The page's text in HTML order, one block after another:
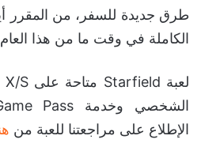
طرق جديدة للسفر، من المقرر
الكاملة في وقت ما من هذا
الإطلاع على مراجعتنا للعبة من